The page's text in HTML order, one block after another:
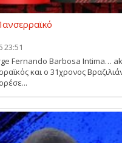
23:51
Fernando Barbosa Intima…
και ο 31χρονος